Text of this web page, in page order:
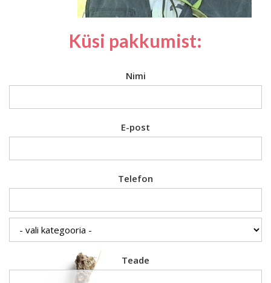
Küsi pakkumist:
Nimi
E-post
Telefon
Teade